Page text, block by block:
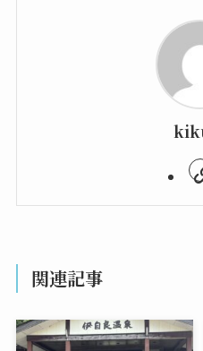
関連記事